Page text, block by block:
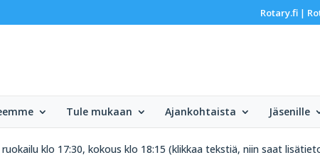
Rotary.fi|
Tule mukaan Ajankohtaista Jäsenille
klo 17:30, kokous klo 18:15 (klikkaa tekstiä, niin saat